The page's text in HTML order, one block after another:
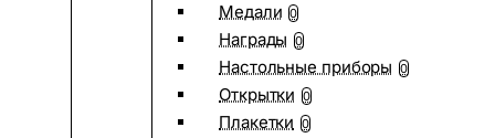
Медали 0
Награды 0
Настольные приборы 0
Открытки 0
Плакетки 0